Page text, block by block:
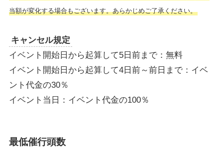
当額が変化する場合もございます。あらかじめご了承ください。
キャンセル規定
イベント開始日から起算して5日前まで：無料
イベント開始日から起算して4日前～前日まで：イベ
ント代金の30％
イベント当日：イベント代金の100％
最低催行頭数